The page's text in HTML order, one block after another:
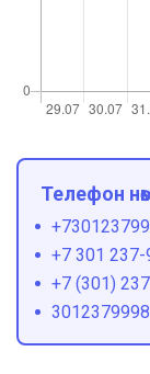
Телефон
+7 301 237-
+7 (301)
3012379998